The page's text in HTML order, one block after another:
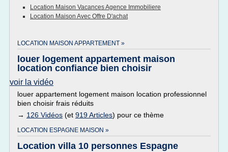
Location Maison Vacances Agence Immobiliere
Location Maison Avec Offre D'achat
LOCATION MAISON APPARTEMENT »
louer logement appartement maison
location confiance bien choisir
voir la vidéo
louer appartement logement maison location professionnel
bien choisir frais réduits
→ 126 Vidéos (et 919 Articles) pour ce thème
LOCATION ESPAGNE MAISON »
Location villa 10 personnes Espagne